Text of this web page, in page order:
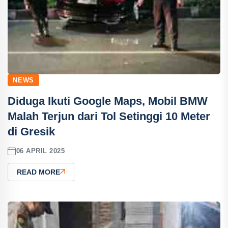
NEWS
Diduga Ikuti Google Maps, Mobil BMW
Malah Terjun dari Tol Setinggi 10 Meter
di Gresik
06 APRIL 2025
READ MORE